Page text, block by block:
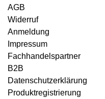
AGB
Widerruf
Anmeldung
Impressum
Fachhandelspartner
B2B
Datenschutzerklärung
Produktregistrierung